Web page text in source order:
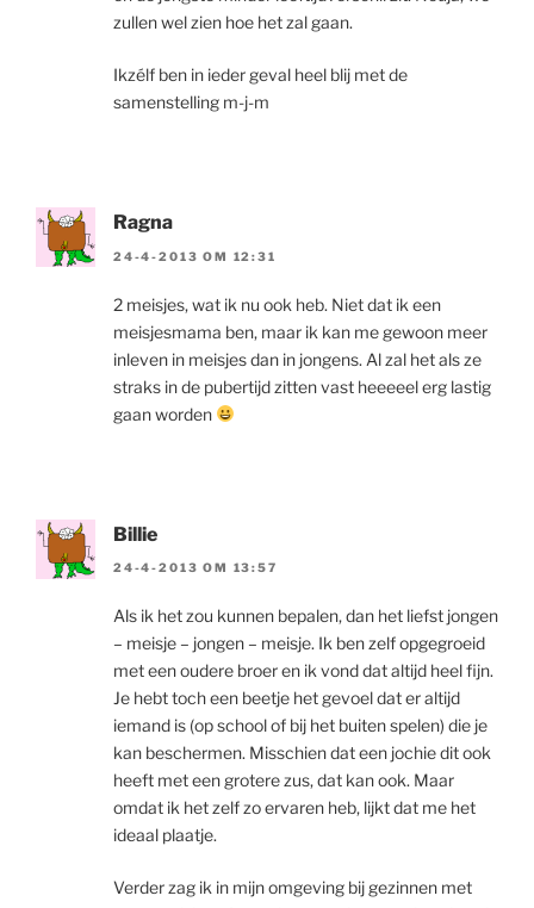
zullen wel zien hoe het zal gaan.
Ikzélf ben in ieder geval heel blij met de
samenstelling m-j-m
Ragna
24-4-2013 OM 12:31
2 meisjes, wat ik nu ook heb. Niet dat ik een
meisjesmama ben, maar ik kan me gewoon meer
inleven in meisjes dan in jongens. Al zal het als ze
straks in de pubertijd zitten vast heeeeel erg lastig
gaan worden
Billie
24-4-2013 OM 13:57
Als ik het zou kunnen bepalen, dan het liefst jongen
– meisje – jongen – meisje. Ik ben zelf opgegroeid
met een oudere broer en ik vond dat altijd heel fijn.
Je hebt toch een beetje het gevoel dat er altijd
iemand is (op school of bij het buiten spelen) die je
kan beschermen. Misschien dat een jochie dit ook
heeft met een grotere zus, dat kan ook. Maar
omdat ik het zelf zo ervaren heb, lijkt dat me het
ideaal plaatje.
Verder zag ik in mijn omgeving bij gezinnen met